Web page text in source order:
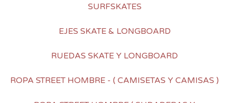
SURFSKATES
EJES SKATE & LONGBOARD
RUEDAS SKATE Y LONGBOARD
ROPA STREET HOMBRE - ( CAMISETAS Y CAMISAS )